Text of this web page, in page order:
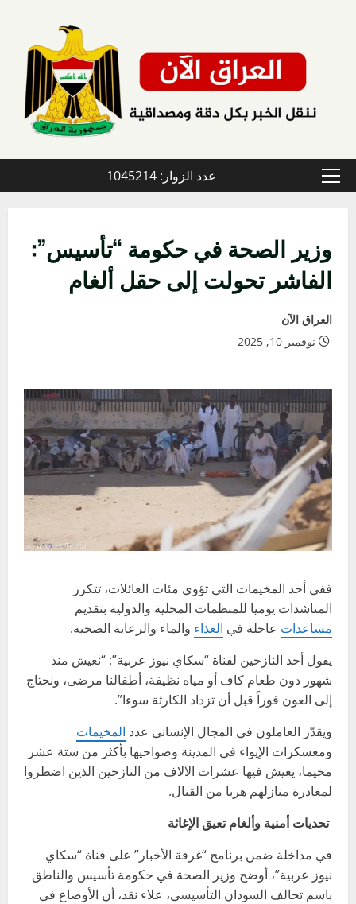
القائمة
عدد الزوار: 1045214
وزير الصحة في حكومة “تأسيس”:
الفاشر تحولت إلى حقل ألغام
العراق الآن
نوفمبر 10, 2025
ففي أحد المخيمات التي تؤوي مئات العائلات، تتكرر
المناشدات يوميا للمنظمات المحلية والدولية بتقديم
مساعدات عاجلة في الغذاء والماء والرعاية الصحية.
يقول أحد النازحين لقناة “سكاي نيوز عربية”: “نعيش منذ
شهور دون طعام كاف أو مياه نظيفة، أطفالنا مرضى، ونحتاج
إلى العون فوراً قبل أن تزداد الكارثة سوءا”.
ويقدّر العاملون في المجال الإنساني عدد المخيمات
ومعسكرات الإيواء في المدينة وضواحيها بأكثر من ستة عشر
مخيما، يعيش فيها عشرات الآلاف من النازحين الذين اضطروا
لمغادرة منازلهم هربا من القتال.
تحديات أمنية وألغام تعيق الإغاثة
في مداخلة ضمن برنامج “غرفة الأخبار” على قناة “سكاي
نيوز عربية”، أوضح وزير الصحة في حكومة تأسيس والناطق
باسم تحالف السودان التأسيسي، علاء نقد، أن الأوضاع في